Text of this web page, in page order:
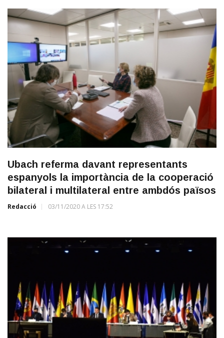
Ubach referma davant representants
espanyols la importància de la cooperació
bilateral i multilateral entre ambdós països
Redacció 03/11/2020 A LES 17:52